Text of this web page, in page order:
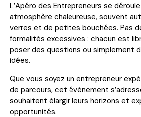
L’Apéro des Entrepreneurs se
atmosphère chaleureuse, souvent
verres et de petites bouchées. Pas
formalités excessives : chacun est
poser des questions ou simplement
idées.
Que vous soyez un entrepreneur
de parcours, cet événement
souhaitent élargir leurs horizons et
opportunités.